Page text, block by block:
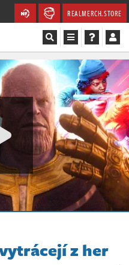
REALMERCH.STORE
z her